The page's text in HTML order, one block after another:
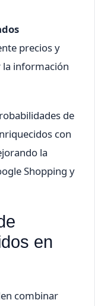
precios y
información
de
con
la
Shopping y
en
combinar